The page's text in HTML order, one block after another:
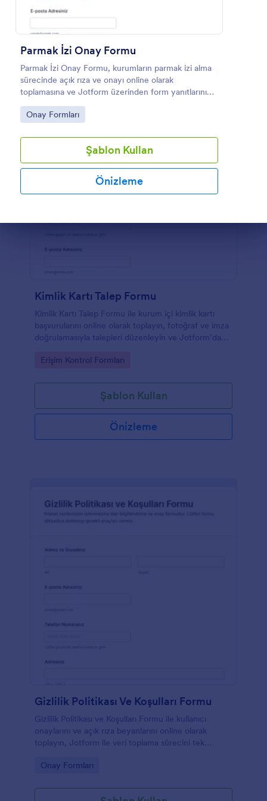
Parmak İzi Onay Formu
Parmak İzi Onay Formu, kurumların parmak izi alma
sürecinde açık rıza ve onayı online olarak
toplamasına ve Jotform üzerinden form yanıtlarını
düzenli biçimde takip etmesine yardımcı olur.
Go to Category:
Onay Formları
Şablon Kullan
Önizleme
Kimlik Kartı Talep Formu
Kimlik Kartı Talep Formu ile kurum içi kimlik kartı
başvurularını online olarak toplayın, fotoğraf ve imza
doğrulamasıyla talepleri düzenleyin ve Jotform’da
Go to Category:
Erişim Kontrol Formları
Şablon Kullan
Önizleme
Gizlilik Politikası Ve Koşulları Formu
Gizlilik Politikası ve Koşulları Formu ile kullanıcı
onaylarını ve açık rıza beyanlarını online olarak
toplayın, Jotform ile veri toplama sürecini tek
Go to Category:
Onay Formları